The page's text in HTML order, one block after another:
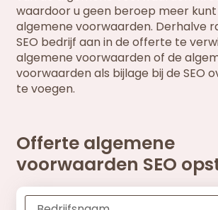
waardoor u geen beroep meer
algemene voorwaarden. Derhalve
SEO bedrijf aan in de offerte te
algemene voorwaarden of de
voorwaarden als bijlage bij de SEO
te voegen.
Offerte algemene
voorwaarden SEO